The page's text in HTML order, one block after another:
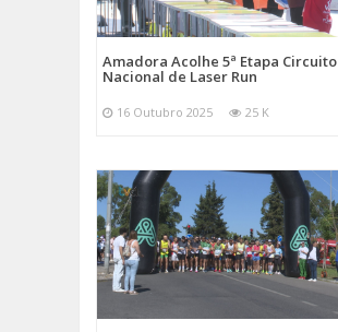
Amadora Acolhe 5ª Etapa Circuito
Nacional de Laser Run
16 Outubro 2025 25 K